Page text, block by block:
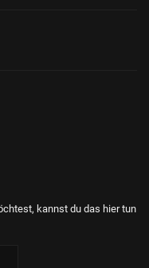
kannst du das hier tun